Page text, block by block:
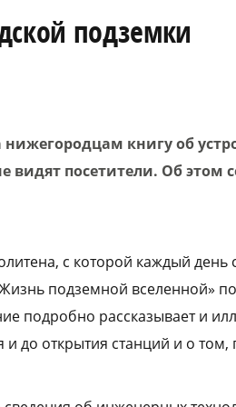
подземки
книгу об
видят посетители. Об этом
с которой каждый день
подземной вселенной»
подробно рассказывает и
до открытия станций и о том,